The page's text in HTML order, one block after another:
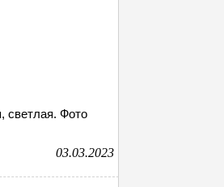
светлая. Фото
03.03.2023